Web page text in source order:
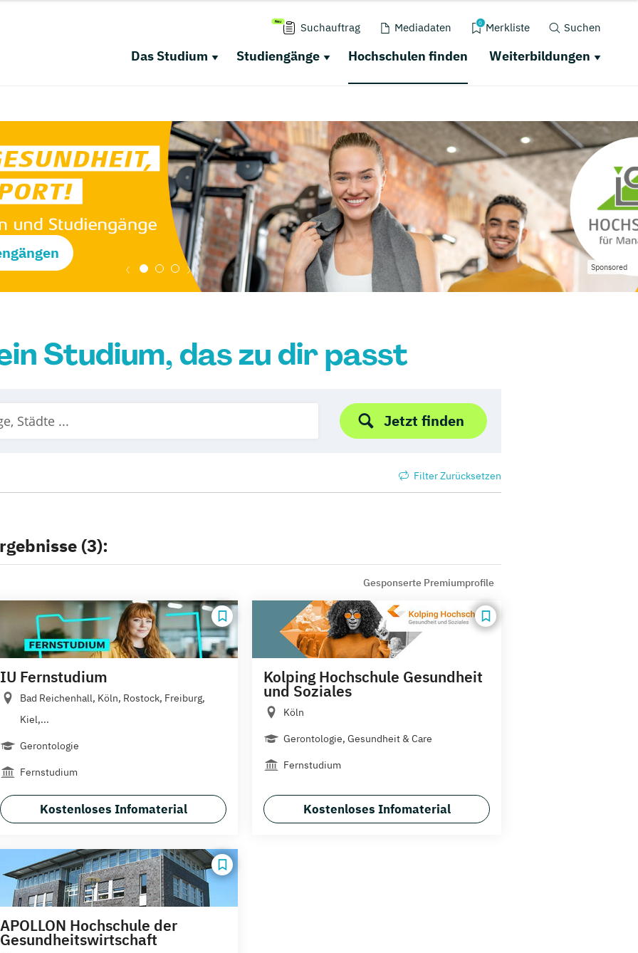
Suchauftrag Mediadaten 0 Merkliste Suchen
Das Studium Studiengänge Hochschulen finden Weiterbildungen
Sponsored
Studium, das zu dir passt
Jetzt finden
Filter Zurücksetzen
(3):
Gesponserte Premiumprofile
IU Fernstudium
Bad Reichenhall, Köln, Rostock, Freiburg,
Kiel,...
Gerontologie
Fernstudium
Kostenloses Infomaterial
Kolping Hochschule Gesundheit
und Soziales
Köln
Gerontologie, Gesundheit & Care
Fernstudium
Kostenloses Infomaterial
APOLLON Hochschule der
Gesundheitswirtschaft